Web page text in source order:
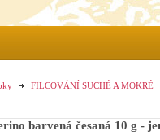
FILCOVÁNÍ SUCHÉ A MOKRÉ
barvená česaná 10 g -